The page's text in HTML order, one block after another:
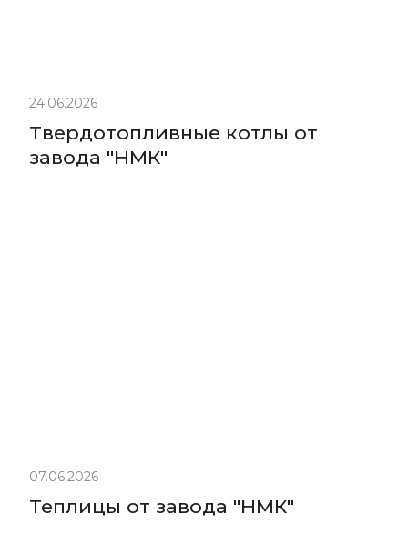
24.06.2026
Твердотопливные котлы от
завода "НМК"
07.06.2026
Теплицы от завода "НМК"